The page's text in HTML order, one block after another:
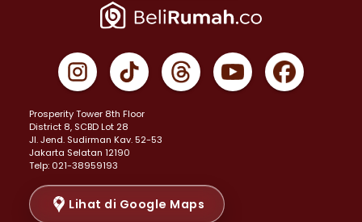
Properti Dijual di Jakarta Pusat >
Properti Dijual di Gambir >
Properti Dijual di Johar Baru >
Properti Dijual di Menteng >
Properti Dijual di Senen >
Properti Dijual di Tanah Abang >
Properti Dijual di Cikini >
Properti Dijual di Kramat >
Properti Dijual di Pasar Baru >
Prosperity Tower 8th Floor
District 8, SCBD Lot 28
JI. Jend. Sudirman Kav. 52-53
Jakarta Selatan 12190
Telp: 021-38959193
Lihat di Google Maps